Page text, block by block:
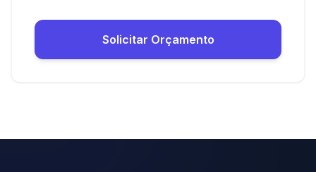
Solicitar Orçamento